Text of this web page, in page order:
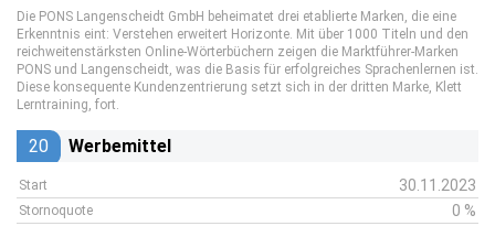
Die PONS Langenscheidt GmbH beheimatet drei etablierte Marken, die eine
Erkenntnis eint: Verstehen erweitert Horizonte. Mit über 1000 Titeln und den
reichweitenstärksten Online-Wörterbüchern zeigen die Marktführer-Marken
PONS und Langenscheidt, was die Basis für erfolgreiches Sprachenlernen ist.
Diese konsequente Kundenzentrierung setzt sich in der dritten Marke, Klett
Lerntraining, fort.
20 Werbemittel
Start 30.11.2023
Stornoquote 0 %